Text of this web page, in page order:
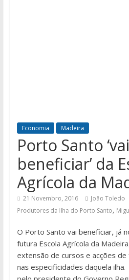
Economia Madeira
Porto Santo ‘vai
beneficiar’ da
Agrícola da
21 Novembro, 2016 João Toledo
Produtores da Ilha do Porto Santo,
O Porto Santo vai beneficiar, já
futura Escola Agrícola da
extensão de cursos e acções de
nas especificidades daquela